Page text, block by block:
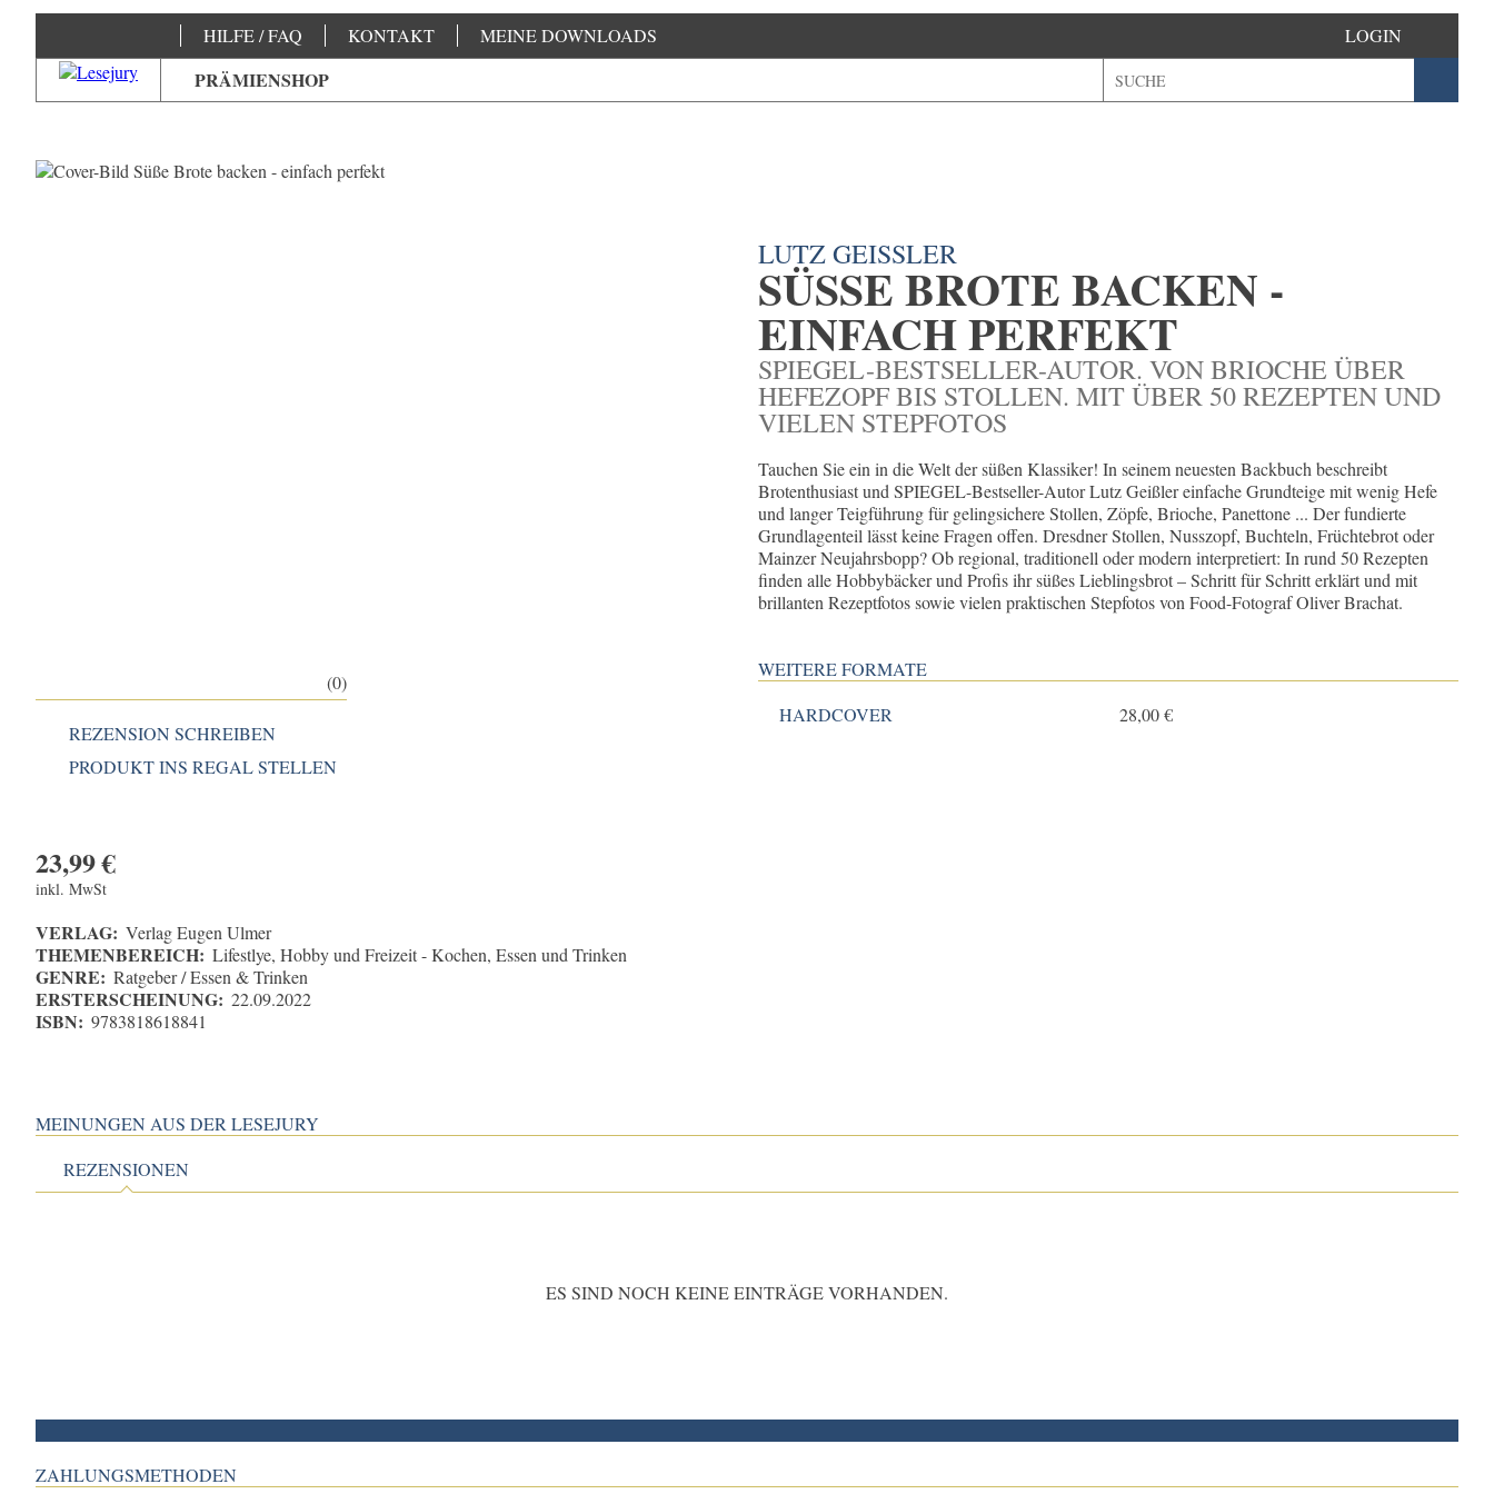
HILFE / FAQ KONTAKT MEINE DOWNLOADS
PRÄMIENSHOP
LOGIN
(0)
REZENSION SCHREIBEN
PRODUKT INS REGAL STELLEN
23,99€
inkl. MwSt
VERLAG: Verlag Eugen Ulmer
THEMENBEREICH: Lifestlye, Hobby und Freizeit - Kochen, Essen und Trinken
GENRE: Ratgeber / Essen & Trinken
ERSTERSCHEINUNG: 22.09.2022
ISBN: 9783818618841
LUTZ GEISSLER
SÜSSE BROTE BACKEN - E
INFACH PERFEKT
SPIEGEL-BESTSELLER-AUTOR. VON BRIOCHE ÜBER
HEFEZOPF BIS STOLLEN. MIT ÜBER 50 REZEPTEN UND
VIELEN STEPFOTOS
Tauchen Sie ein in die Welt der süßen Klassiker! In seinem neuesten Backbuch beschreibt
Brotenthusiast und SPIEGEL-Bestseller-Autor Lutz Geißler einfache Grundteige mit wenig Hefe
und langer Teigführung für gelingsichere Stollen, Zöpfe, Brioche, Panettone ... Der fundierte
Grundlagenteil lässt keine Fragen offen. Dresdner Stollen, Nusszopf, Buchteln, Früchtebrot oder
Mainzer Neujahrsbopp? Ob regional, traditionell oder modern interpretiert: In rund 50 Rezepten
finden alle Hobbybäcker und Profis ihr süßes Lieblingsbrot – Schritt für Schritt erklärt und mit
brillanten Rezeptfotos sowie vielen praktischen Stepfotos von Food-Fotograf Oliver Brachat.
WEITERE FORMATE
HARDCOVER
28,00 €
MEINUNGEN AUS DER LESEJURY
REZENSIONEN
ES SIND NOCH KEINE EINTRÄGE VORHANDEN.
ZAHLUNGSMETHODEN